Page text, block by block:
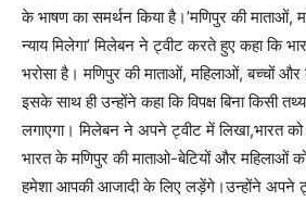
के भाषण का समर्थन किया है।’मणिपुर की माताओं,
न्याय मिलेगा’ मिलेबन ने ट्वीट करते हुए कहा कि
भरोसा है। मणिपुर की माताओं, महिलाओं, बच्चों और
इसके साथ ही उन्होंने कहा कि विपक्ष बिना किसी
लगाएगा। मिलेबन ने अपने ट्वीट में लिखा,भारत
भारत के मणिपुर की माताओ-बेटियों और महिलाओं को
हमेशा आपकी आजादी के लिए लड़ेंगे।उन्होंने अपने